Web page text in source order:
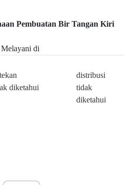
Pembuatan Bir Tangan Kiri
di
diketahui
distribusi
tidak
diketahui